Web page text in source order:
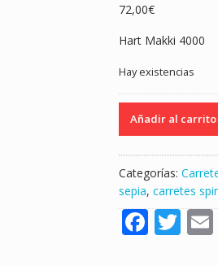
72,00€
Hart Makki 4000
Hay existencias
HART
S
"SPINNING
JIGGING
Añadir al carrito
Categorías:
sepia, carretes
F T